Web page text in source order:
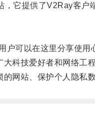
提供了V2Ray客户
可以在这里分享使用
技爱好者和网络工程
站、保护个人隐私数